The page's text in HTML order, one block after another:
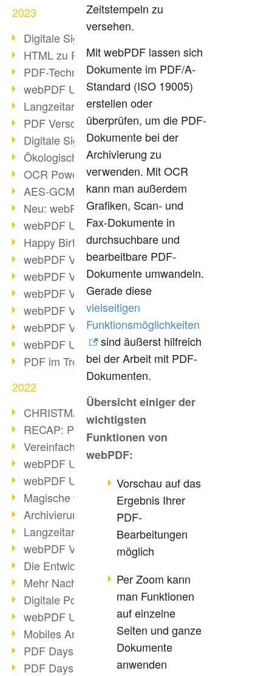
2023
Digitale Signatur in PDF
HTML zu PDF
PDF-Techniken für Barrierefreiheit
webPDF Update 9.0.0.3149
Langzeitarchivierung mit PDF/A
PDF Verschlüsselung
Digitale Signaturen
Ökologischen Abdruck reduzieren
OCR Power für Profis
AES-GCM-Unterstützung (PDF 2.0)
Neu: webPDF Developer Hub
webPDF Update 9.0.0.2898
Happy Birthday, PDF!
webPDF Video-Session 4
webPDF Video-Session 3
webPDF Video-Session 2
webPDF Video-Session 1
webPDF Video-Session Termine
webPDF Update 9.0.0.2843
PDF im Trend
2022
CHRISTMAS 2022 loading
RECAP: PDF Days Europe 2022
Vereinfachung Personalprozesse
webPDF Update 8.0.0.2727
webPDF Update 9.0.0.2732
Magische webPDF Version 9
Archivierung: Aufbewahrungsfristen
Langzeitarchivierung mit PDF/A
webPDF Video - Behind the Scenes
Die Entwicklung von PDF/X
Mehr Nachhaltigkeit durch PDF
Digitale Post als PDF/A
webPDF Update 8.0.0.2531
Mobiles Arbeiten mit PDF
PDF Days 2022 Themenblock 3
PDF Days 2022 Themenblock 2
Zeitstempeln zu
versehen.
Mit webPDF lassen sich
Dokumente im PDF/A-
Standard (ISO 19005)
erstellen oder
überprüfen, um die PDF-
Dokumente bei der
Archivierung zu
verwenden. Mit OCR
kann man außerdem
Grafiken, Scan- und
Fax-Dokumente in
durchsuchbare und
bearbeitbare PDF-
Dokumente umwandeln.
Gerade diese
vielseitigen
Funktionsmöglichkeiten
sind äußerst hilfreich
bei der Arbeit mit PDF-
Dokumenten.
Übersicht einiger der
wichtigsten
Funktionen von
webPDF:
Vorschau auf das
Ergebnis Ihrer
PDF-
Bearbeitungen
möglich
Per Zoom kann
man Funktionen
auf einzelne
Seiten und ganze
Dokumente
anwenden